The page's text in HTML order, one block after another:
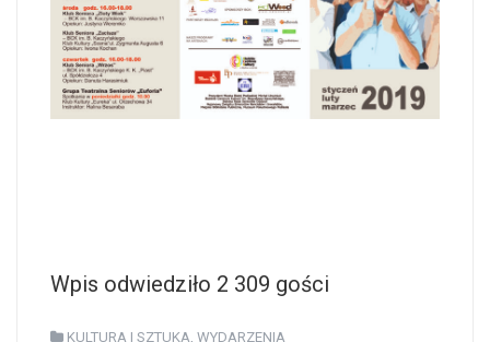
Wpis odwiedziło 2 309 gości
KULTURA I SZTUKA, WYDARZENIA